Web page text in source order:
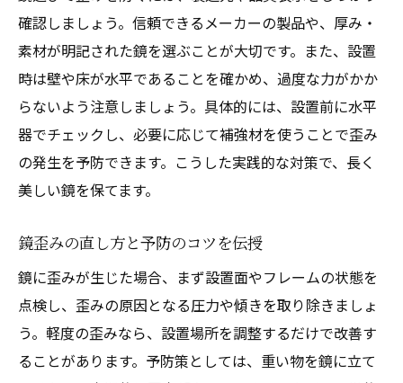
確認しましょう。信頼できるメーカーの製品や、厚み・
素材が明記された鏡を選ぶことが大切です。また、設置
時は壁や床が水平であることを確かめ、過度な力がかか
らないよう注意しましょう。具体的には、設置前に水平
器でチェックし、必要に応じて補強材を使うことで歪み
の発生を予防できます。こうした実践的な対策で、長く
美しい鏡を保てます。
鏡歪みの直し方と予防のコツを伝授
鏡に歪みが生じた場合、まず設置面やフレームの状態を
点検し、歪みの原因となる圧力や傾きを取り除きましょ
う。軽度の歪みなら、設置場所を調整するだけで改善す
ることがあります。予防策としては、重い物を鏡に立て